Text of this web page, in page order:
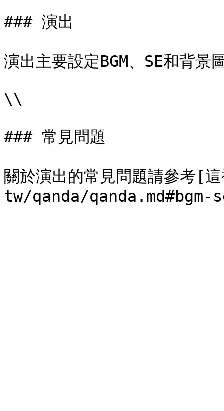
### 演出
演出主要設定BGM、SE和背景
\\
### 常見問題
關於演出的常見問題請參考